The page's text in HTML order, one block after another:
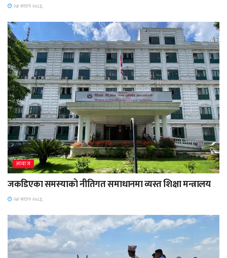
२४ साउन २०८३,
आवाज
जकडिएका समस्याको नीतिगत समाधानमा व्यस्त शिक्षा मन्त्रालय
२४ साउन २०८३,